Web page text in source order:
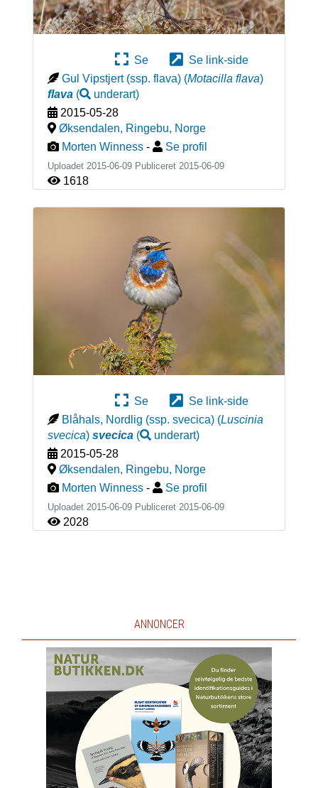
Se
Se link-side
Gul Vipstjert (ssp. flava) (Motacilla flava)
flava( underart)
2015-05-28
Øksendalen, Ringebu, Norge
Morten Winness - Se profil
Uploadet 2015-06-09 Publiceret 2015-06-09
1618
Se
Se link-side
Blåhals, Nordlig (ssp. svecica) (Luscinia
svecica) svecica( underart)
2015-05-28
Øksendalen, Ringebu, Norge
Morten Winness - Se profil
Uploadet 2015-06-09 Publiceret 2015-06-09
2028
ANNONCER